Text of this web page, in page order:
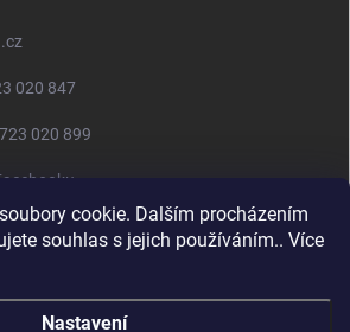
cookie. Dalším procházením
souhlas s jejich používáním.. Více
Nastavení
020 847
020 899